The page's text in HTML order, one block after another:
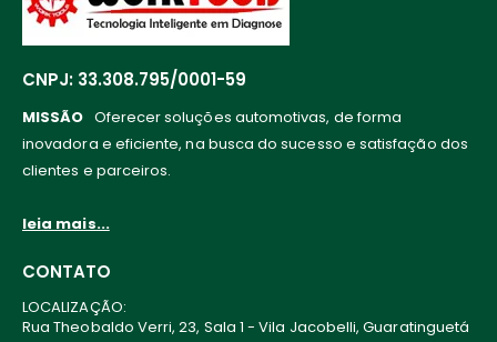
CNPJ: 33.308.795/0001-59
MISSÃO Oferecer soluções automotivas, de forma
inovadora e eficiente, na busca do sucesso e satisfação dos
clientes e parceiros.
leia mais...
CONTATO
LOCALIZAÇÃO:
Rua Theobaldo Verri, 23, Sala 1 - Vila Jacobelli, Guaratinguetá